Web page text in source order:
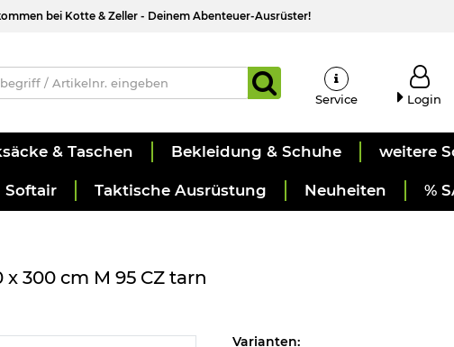
bei Kotte & Zeller - Deinem Abenteuer-Ausrüster!
Service Login
& Taschen Bekleidung & Schuhe weitere
Softair Taktische Ausrüstung Neuheiten %
300 cm M 95 CZ tarn
Varianten: